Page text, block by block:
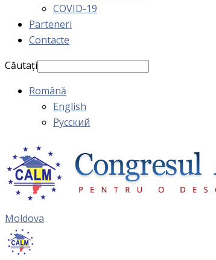
COVID-19
Parteneri
Contacte
Căutați
Română
English
Русский
Moldova